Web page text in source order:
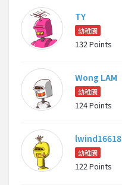
TY
幼稚園
132 Points
Wong LAM
幼稚園
124 Points
lwind16618
幼稚園
122 Points